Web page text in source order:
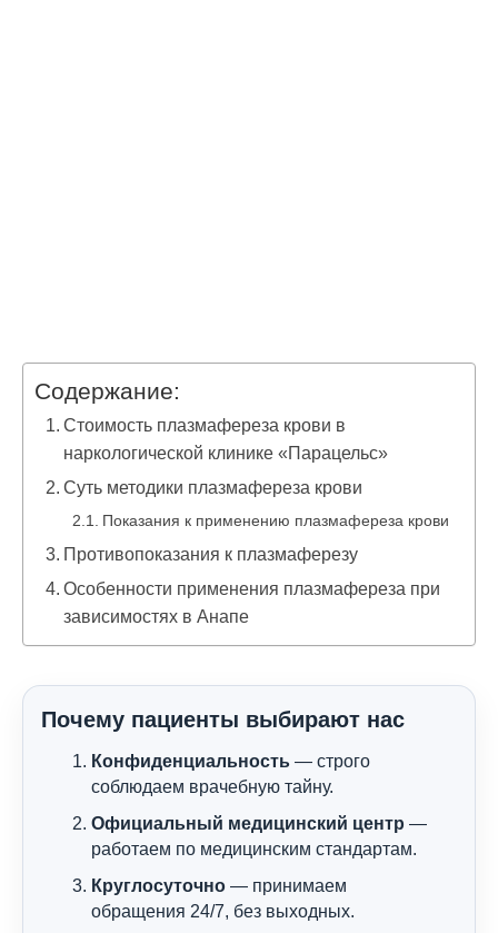
Содержание:
Стоимость плазмафереза крови в
наркологической клинике «Парацельс»
Суть методики плазмафереза крови
Показания к применению плазмафереза крови
Противопоказания к плазмаферезу
Особенности применения плазмафереза при
зависимостях в Анапе
Почему пациенты выбирают нас
Конфиденциальность — строго
соблюдаем врачебную тайну.
Официальный медицинский центр —
работаем по медицинским стандартам.
Круглосуточно — принимаем
обращения 24/7, без выходных.